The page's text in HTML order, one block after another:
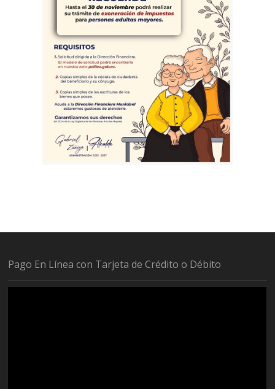
Pago En Línea con Tarjeta de Crédito o Débito